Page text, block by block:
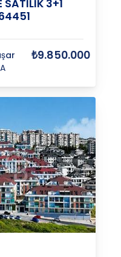
SATILIK 3+1
₺9.850.000